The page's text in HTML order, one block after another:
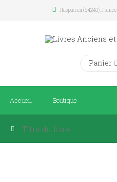
Hasparren (64240), France
Panier
Accueil Boutique